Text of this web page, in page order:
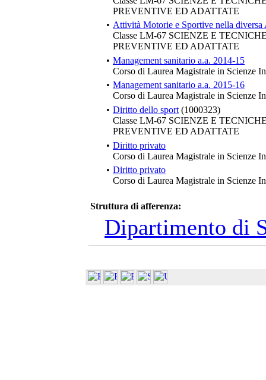
PREVENTIVE ED ADATTATE
• Attività Motorie e Sportive nella diversa
Classe LM-67 SCIENZE E
PREVENTIVE ED ADATTATE
• Management sanitario a.a. 2014-15
Corso di Laurea Magistrale in Scienze
• Management sanitario a.a. 2015-16
Corso di Laurea Magistrale in Scienze
• Diritto dello sport(1000323)
Classe LM-67 SCIENZE E
PREVENTIVE ED ADATTATE
• Diritto privato
Corso di Laurea Magistrale in Scienze
• Diritto privato
Corso di Laurea Magistrale in Scienze
Struttura di afferenza:
Dipartimento di